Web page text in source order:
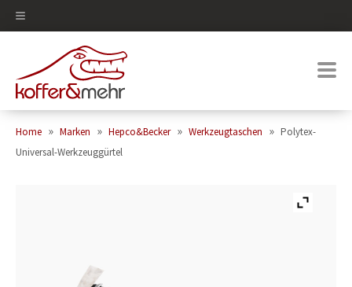
Home » Marken » Hepco&Becker » Werkzeugtaschen » Polytex-
Universal-Werkzeuggürtel